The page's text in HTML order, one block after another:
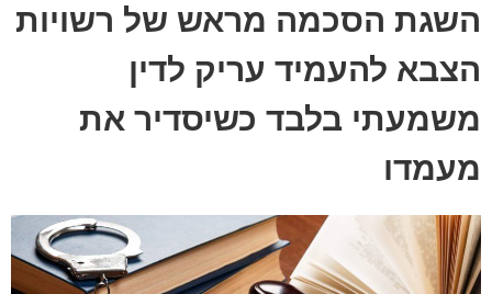
השגת הסכמה מראש של רשויות
הצבא להעמיד עריק לדין
משמעתי בלבד כשיסדיר את
מעמדו